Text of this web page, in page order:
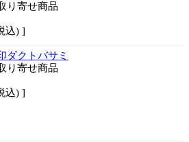
り寄せ商品
込) ]
ダクトバサミ
り寄せ商品
込) ]